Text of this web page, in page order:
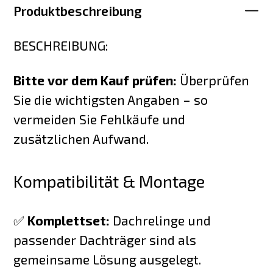
Produktbeschreibung
BESCHREIBUNG:
Bitte vor dem Kauf prüfen: Überprüfen
Sie die wichtigsten Angaben – so
vermeiden Sie Fehlkäufe und
zusätzlichen Aufwand.
Kompatibilität & Montage
✅ Komplettset: Dachrelinge und
passender Dachträger sind als
gemeinsame Lösung ausgelegt.